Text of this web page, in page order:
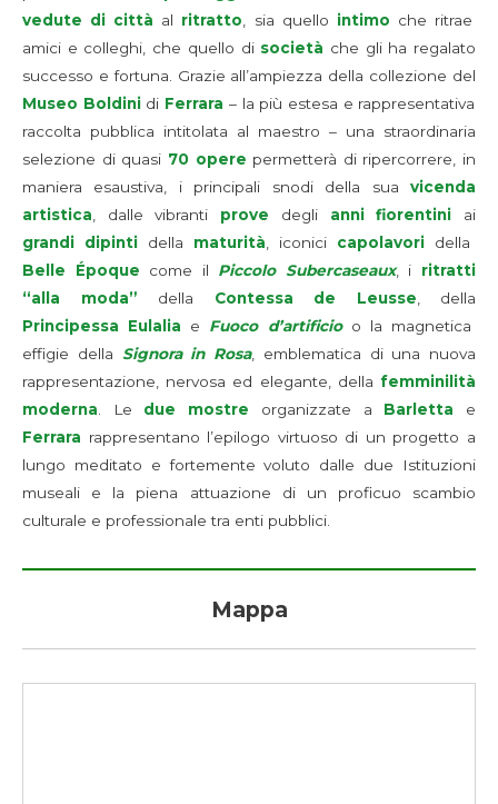
vedute di città al ritratto, sia quello intimo che ritrae
amici e colleghi, che quello disocietà che gli ha regalato
successo e fortuna. Grazie all’ampiezza della collezione del
Museo Boldinidi Ferrara – la più estesa e rappresentativa
raccolta pubblica intitolata al maestro – una straordinaria
selezione di quasi 70 opere permetterà di ripercorrere, in
maniera esaustiva, i principali snodi della sua vicenda
artistica, dalle vibranti prove degli anni fiorentini ai
grandi dipinti della maturità, iconici capolavori della
Belle Époque come il Piccolo Subercaseaux, i ritratti
“alla moda” della Contessa de Leusse, della
Principessa Eulalia e Fuoco d’artificio o la magnetica
effigie della Signora in Rosa, emblematica di una nuova
rappresentazione, nervosa ed elegante, della femminilità
moderna. Le due mostre organizzate a Barletta e
Ferrara rappresentano l’epilogo virtuoso di un progetto a
lungo meditato e fortemente voluto dalle due Istituzioni
museali e la piena attuazione di un proficuo scambio
culturale e professionale tra enti pubblici.
Mappa